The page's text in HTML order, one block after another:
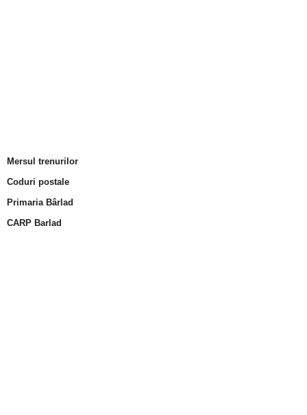
Mersul trenurilor
Coduri postale
Primaria Bârlad
CARP Barlad